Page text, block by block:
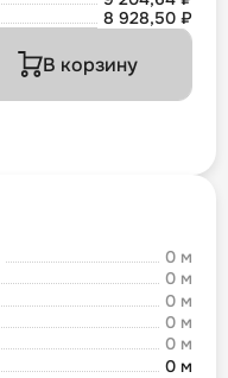
8 928,50 ₽
В корзину
0 м
0 м
0 м
0 м
0 м
0 м